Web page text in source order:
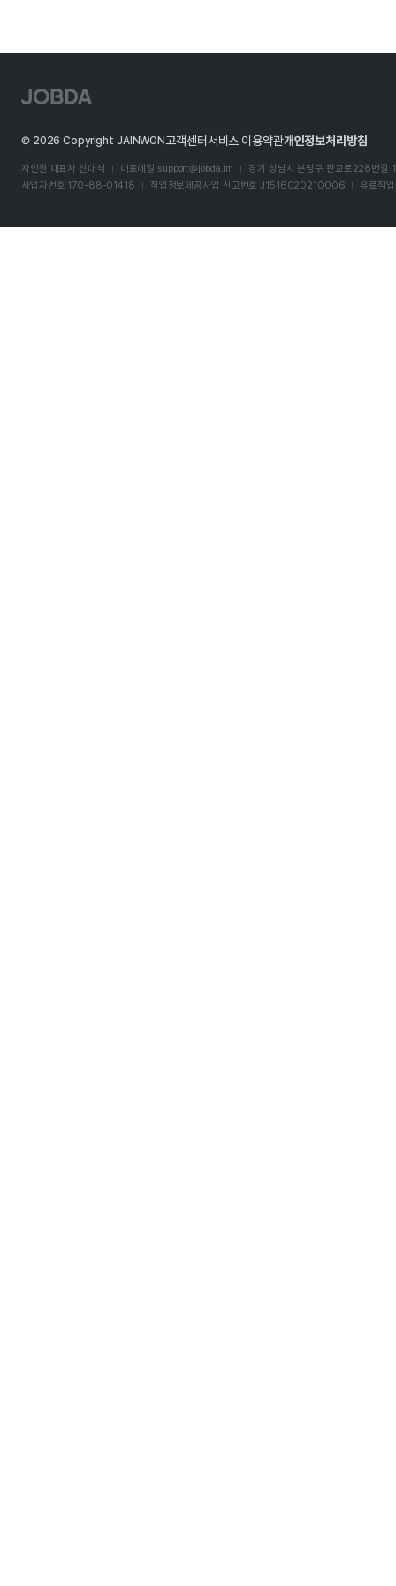
D
© 2026 Copyright JAINWON고객센터 서비스 이용약관개인정보처리방침
자인원 대표자 신대석 대표메일support@jobda.im
경기 성남시 분당구 판교로228번길
사업자번호 170-88-01418
직업정보제공사업 신고번호 J1516020210006 유료직